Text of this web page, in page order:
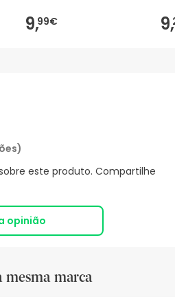
9,99€ 9,
este produto. Compartilhe
opinião
marca